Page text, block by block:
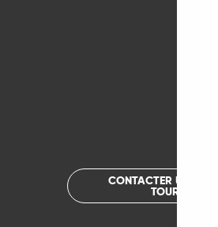
CONTACTER UN
TOURISME